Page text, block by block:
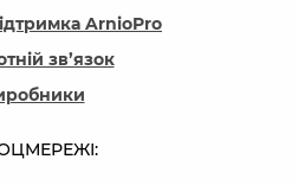
ArnioPro
зв’язок